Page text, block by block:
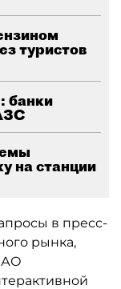
туристов
банки
на станции
в пресс-
рынка,